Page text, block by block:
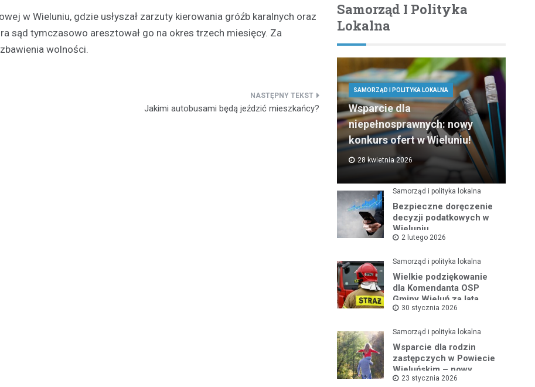
w Wieluniu, gdzie usłyszał zarzuty kierowania gróźb karalnych oraz
sąd tymczasowo aresztował go na okres trzech miesięcy. Za
wolności.
Jakimi autobusami będą jeździć mieszkańcy?
Samorząd I Polityka
Lokalna
SAMORZĄD I POLITYKA LOKALNA
Wsparcie dla
niepełnosprawnych: nowy
konkurs ofert w Wieluniu!
28 kwietnia 2026
Samorząd i polityka lokalna
Bezpieczne doręczenie
decyzji podatkowych w
Wieluniu
2 lutego 2026
Samorząd i polityka lokalna
Wielkie podziękowanie
dla Komendanta OSP
Gminy Wieluń za lata
służby
30 stycznia 2026
Samorząd i polityka lokalna
Wsparcie dla rodzin
zastępczych w Powiecie
Wieluńskim – nowy
projekt na rzecz dzieci
23 stycznia 2026